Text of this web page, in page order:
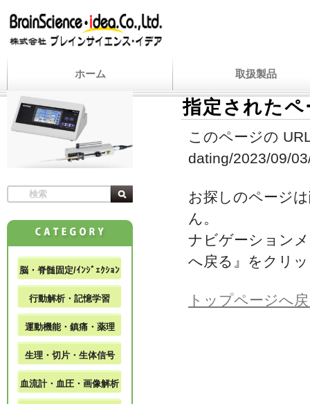
ホーム 取扱製品
指定された
このページの
dating/2023/09/
お探しのページ
ん。
ナビゲーション
へ戻る』をクリ
トップページへ
脳・脊髄固定/ｲﾝｼﾞｪｸｼｮﾝ
行動解析・記憶学習
運動機能・鎮痛・薬理
生理・切片・生体信号
血流計・血圧・画像解析